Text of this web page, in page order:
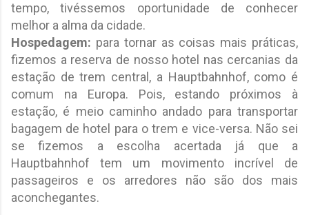
tempo, tivéssemos oportunidade de conhecer
melhor a alma da cidade.
Hospedagem: para tornar as coisas mais práticas,
fizemos a reserva de nosso hotel nas cercanias da
estação de trem central, a Hauptbahnhof, como é
comum na Europa. Pois, estando próximos à
estação, é meio caminho andado para transportar
bagagem de hotel para o trem e vice-versa. Não sei
se fizemos a escolha acertada já que a
Hauptbahnhof tem um movimento incrível de
passageiros e os arredores não são dos mais
aconchegantes.